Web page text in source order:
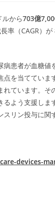
から703億
率（CAGR）
病患者が血糖値
点を当てていま
ています。そ
るよう支援しま
スリン投与に関
devices-